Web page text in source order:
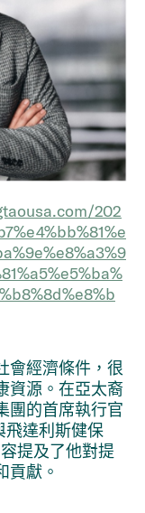
202
會經濟條件，很
資源。在亞太裔
團的首席執行官
飛達利斯健保
提及了他對提
貢獻。